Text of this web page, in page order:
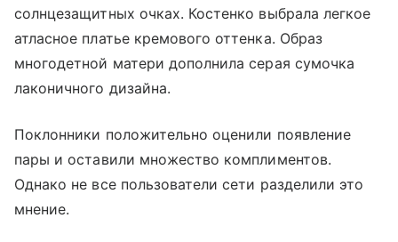
солнцезащитных очках. Костенко выбрала легкое
атласное платье кремового оттенка. Образ
многодетной матери дополнила серая сумочка
лаконичного дизайна.
Поклонники положительно оценили появление
пары и оставили множество комплиментов.
Однако не все пользователи сети разделили это
мнение.